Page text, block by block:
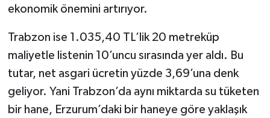
ekonomik önemini artırıyor.
Trabzon ise 1.035,40 TL’lik 20 metreküp
maliyetle listenin 10’uncu sırasında yer aldı. Bu
tutar, net asgari ücretin yüzde 3,69’una denk
geliyor. Yani Trabzon’da aynı miktarda su tüketen
bir hane, Erzurum’daki bir haneye göre yaklaşık